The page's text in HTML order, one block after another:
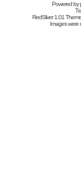
Powered by
RedSilver 1.01
Images were